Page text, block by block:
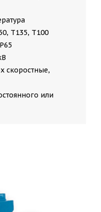
T135, T100
скоростные,
или